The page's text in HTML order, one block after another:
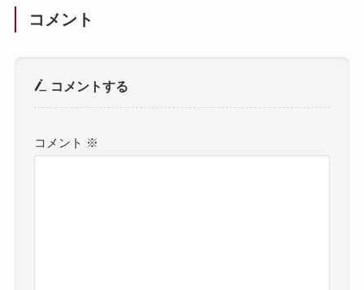
コメント
コメントする
コメント ※